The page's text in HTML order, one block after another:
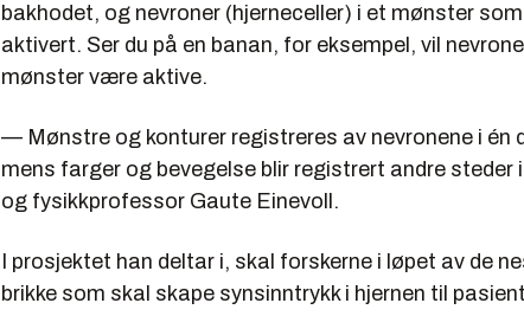
bakhodet, og nevroner (hjerneceller) i et mønster
aktivert. Ser du på en banan, for eksempel, vil
mønster være aktive.
— Mønstre og konturer registreres av nevronene i én
mens farger og bevegelse blir registrert andre steder
og fysikkprofessor Gaute Einevoll.
I prosjektet han deltar i, skal forskerne i løpet av de
brikke som skal skape synsinntrykk i hjernen til